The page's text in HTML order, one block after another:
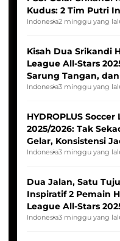
Kudus: 2 Tim Putri
Tim Asia
Indonesia2 minggu yang
Kisah Dua Srikandi
League All-Stars
Sarung Tangan,
Pernah Padam
Indonesia3 minggu yang
HYDROPLUS
2025/2026: Tak
Gelar, Konsistensi
Indonesia3 minggu yang
Dua Jalan, Satu
Inspiratif 2 Pemain
League All-Stars
Seleksi Timnas
Indonesia3 minggu yang